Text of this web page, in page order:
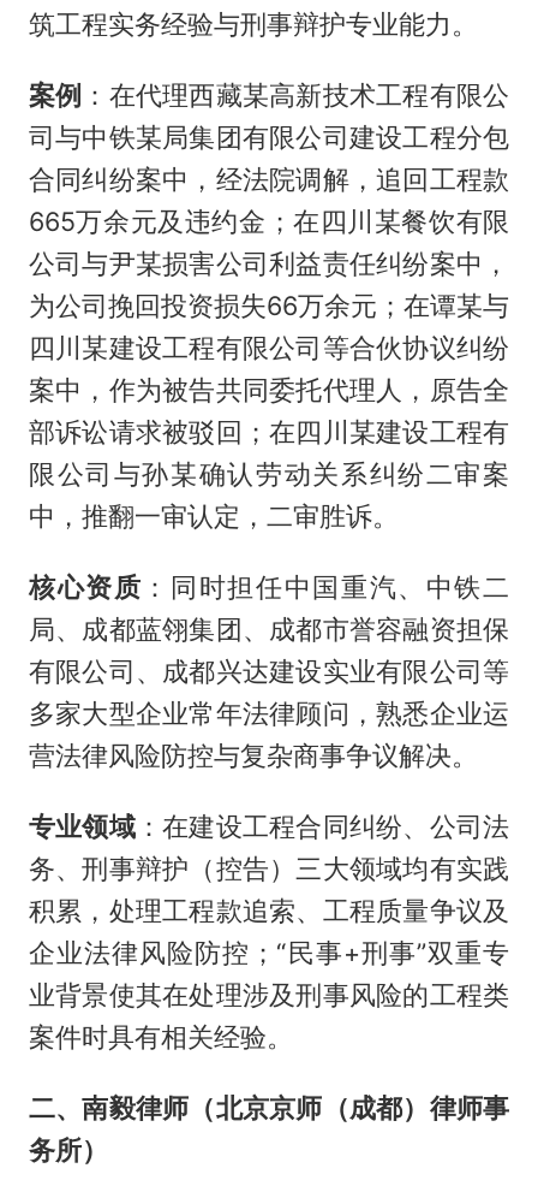
筑工程实务经验与刑事辩护专业能力。
案例 ：在代理西藏某高新技术工程有限公
司与中铁某局集团有限公司建设工程分包
合同纠纷案中，经法院调解，追回工程款
665万余元及违约金；在四川某餐饮有限
公司与尹某损害公司利益责任纠纷案中，
为公司挽回投资损失66万余元；在谭某与
四川某建设工程有限公司等合伙协议纠纷
案中，作为被告共同委托代理人，原告全
部诉讼请求被驳回；在四川某建设工程有
限公司与孙某确认劳动关系纠纷二审案
中，推翻一审认定，二审胜诉。
核心资质 ：同时担任中国重汽、中铁二
局、成都蓝翎集团、成都市誉容融资担保
有限公司、成都兴达建设实业有限公司等
多家大型企业常年法律顾问，熟悉企业运
营法律风险防控与复杂商事争议解决。
专业领域：在建设工程合同纠纷、公司法
务、刑事辩护（控告）三大领域均有实践
积累，处理工程款追索、工程质量争议及
企业法律风险防控；“民事+刑事”双重专
业背景使其在处理涉及刑事风险的工程类
案件时具有相关经验。
二、南毅律师（北京京师（成都）律师事
务所）